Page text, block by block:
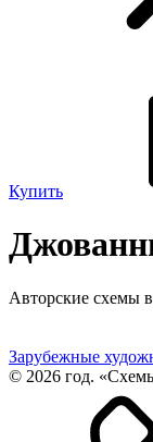
Купить
Авторские схемы
Зарубежные
© 2026 год.